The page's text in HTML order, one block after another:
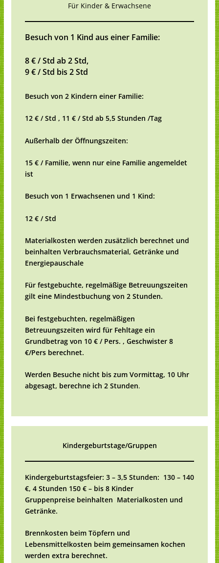
Für Kinder & Erwachsene
Besuch von 1 Kind aus einer Familie:
8 € / Std ab 2 Std,
9 € / Std bis 2 Std
Besuch von 2 Kindern einer Familie:
12 € / Std , 11 € / Std ab 5,5 Stunden /Tag
Außerhalb der Öffnungszeiten:
15 € / Familie, wenn nur eine Familie angemeldet
ist
Besuch von 1 Erwachsenen und 1 Kind:
12 € / Std
Materialkosten werden zusätzlich berechnet und
beinhalten Verbrauchsmaterial, Getränke und
Energiepauschale
Für festgebuchte, regelmäßige Betreuungszeiten
gilt eine Mindestbuchung von 2 Stunden.
Bei festgebuchten, regelmäßigen
Betreuungszeiten wird für Fehltage ein
Grundbetrag von 10 € / Pers. , Geschwister 8
€/Pers berechnet.
Werden Besuche nicht bis zum Vormittag, 10 Uhr
abgesagt, berechne ich 2 Stunden.
Kindergeburtstage/Gruppen
Kindergeburtstagsfeier: 3 – 3,5 Stunden: 130 – 140
€, 4 Stunden 150 € – bis 8 Kinder
Gruppenpreise beinhalten Materialkosten und
Getränke.
Brennkosten beim Töpfern und
Lebensmittelkosten beim gemeinsamen kochen
werden extra berechnet.